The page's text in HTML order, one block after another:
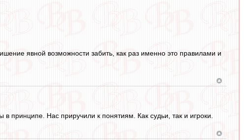
явной возможности забить, как раз именно это правилами и
принципе. Нас приручили к понятиям. Как судьи, так и игроки.